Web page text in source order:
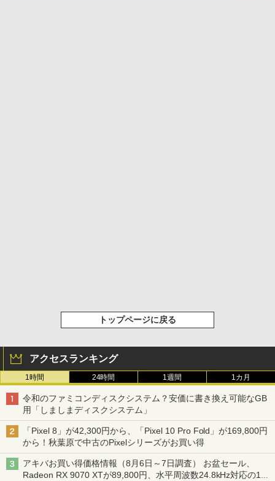
トップページに戻る
アクセスランキング
1時間 24時間 1週間 1カ月
令和のファミコンディスクシステム？安価に書き換え可能なGB
用「しましまディスクシステム」
「Pixel 8」が42,300円から、「Pixel 10 Pro Fold」が169,800円
から！秋葉原で中古のPixelシリーズがお買い得
アキバお買い得価格情報（8月6日～7日調査） お盆セール、
Radeon RX 9070 XTが89,800円、水平周波数24.8kHz対応の17